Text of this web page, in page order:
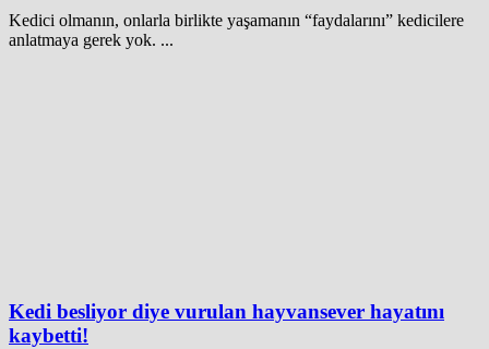
Kedici olmanın, onlarla birlikte yaşamanın “faydalarını” kedicilere
anlatmaya gerek yok. ...
Kedi besliyor diye vurulan hayvansever hayatını
kaybetti!